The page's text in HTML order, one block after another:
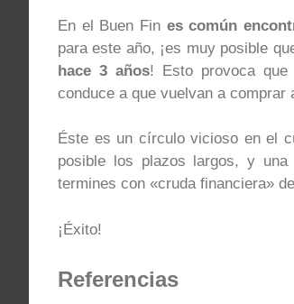
En el Buen Fin es común
para este año, ¡es muy posible
hace 3 años! Esto provoca que
conduce a que vuelvan a comprar
Éste es un círculo vicioso en el
posible los plazos largos, y una
termines con «cruda financiera»
¡Éxito!
Referencias